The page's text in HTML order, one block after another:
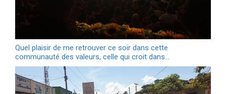
Quel plaisir de me retrouver ce soir dans cette
communauté des valeurs, celle qui croit dans…